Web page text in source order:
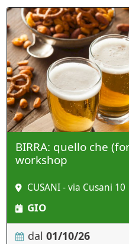
BIRRA: quello che
workshop
CUSANI - via Cusani 10
GIO
dal 01/10/26